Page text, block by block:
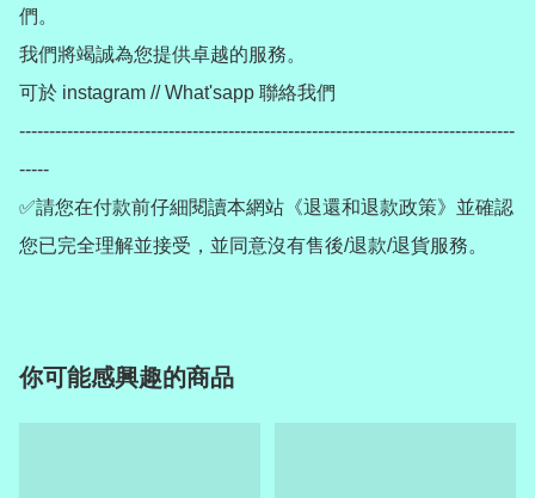
們。
我們將竭誠為您提供卓越的服務。
可於 instagram // What'sapp 聯絡我們
-----------------------------------------------------------------------------------
-----
✅請您在付款前仔細閱讀本網站《退還和退款政策》並確認
你可能感興趣的商品